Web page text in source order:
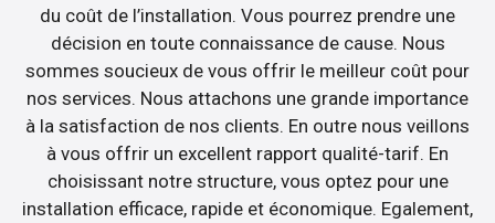
du coût de l’installation. Vous pourrez prendre une
décision en toute connaissance de cause. Nous
sommes soucieux de vous offrir le meilleur coût pour
nos services. Nous attachons une grande importance
à la satisfaction de nos clients. En outre nous veillons
à vous offrir un excellent rapport qualité-tarif. En
choisissant notre structure, vous optez pour une
installation efficace, rapide et économique. Egalement,